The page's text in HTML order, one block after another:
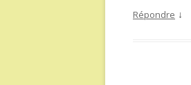
Répondre ↓